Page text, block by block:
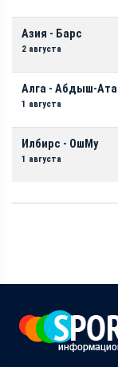
Азия - Барс
2 августа
Алга - Абдыш-Ата
1 августа
Илбирс - ОшМу
1 августа